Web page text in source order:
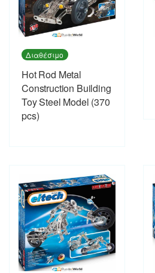
Διαθέσιμο
Hot Rod Metal
Construction Building
Toy Steel Model (370
pcs)